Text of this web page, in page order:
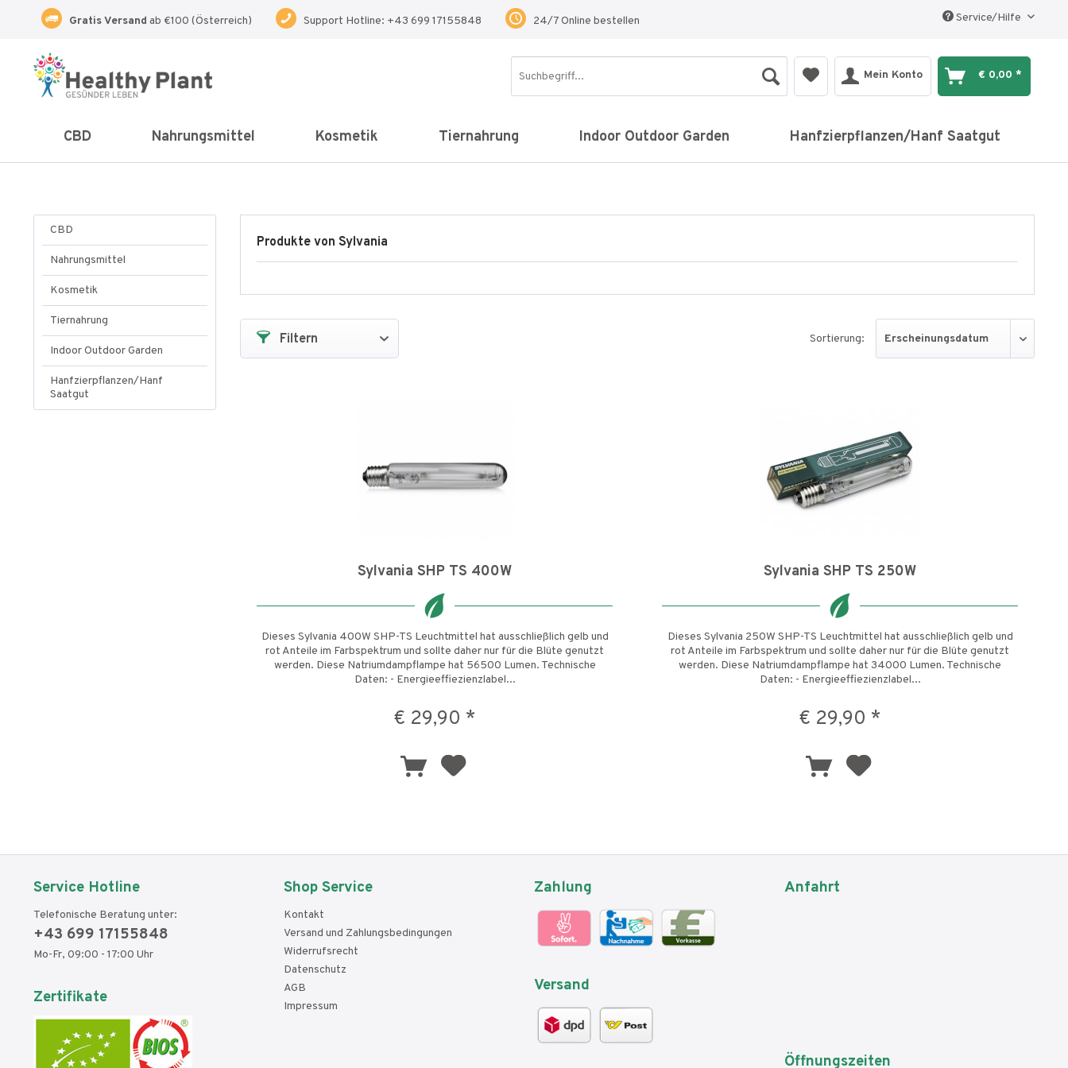
Gratis Versand ab €100 (Österreich) Support Hotline: +43 699 17155848 24/7 Online bestellen Service/Hilfe
Mein Konto € 0,00 *
CBD Nahrungsmittel Kosmetik Tiernahrung Indoor Outdoor Garden Hanfzierpflanzen/Hanf Saatgut
CBD
Nahrungsmittel
Kosmetik
Tiernahrung
Indoor Outdoor Garden
Hanfzierpflanzen/Hanf
Saatgut
Produkte von Sylvania
Filtern Sortierung:
Sylvania SHP TS 400W
Dieses Sylvania 400W SHP-TS Leuchtmittel hat ausschließlich gelb und
rot Anteile im Farbspektrum und sollte daher nur für die Blüte genutzt
werden. Diese Natriumdampflampe hat 56500 Lumen. Technische
Daten: - Energieeffiezienzlabel...
€ 29,90 *
Sylvania SHP TS 250W
Dieses Sylvania 250W SHP-TS Leuchtmittel hat ausschließlich gelb und
rot Anteile im Farbspektrum und sollte daher nur für die Blüte genutzt
werden. Diese Natriumdampflampe hat 34000 Lumen. Technische
Daten: - Energieeffiezienzlabel...
€ 29,90 *
Service Hotline
Telefonische Beratung unter:
+43 699 17155848
Mo-Fr, 09:00 - 17:00 Uhr
Zertifikate
Shop Service
Kontakt
Versand und Zahlungsbedingungen
Widerrufsrecht
Datenschutz
AGB
Impressum
Zahlung
Versand
Anfahrt
Öffnungszeiten